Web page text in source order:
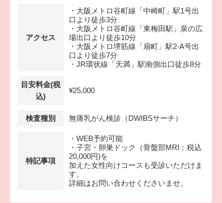
アクセス
・大阪メトロ谷町線「中崎町」駅1号出
口より徒歩3分
・大阪メトロ谷町線「東梅田駅」泉の広
場出口より徒歩10分
・大阪メトロ堺筋線「扇町」駅2-A号出
口より徒歩7分
・JR環状線「天満」駅南側出口徒歩8分
目安料金(税
込)
¥25,000
検査種別 無痛乳がん検診（DWIBSサーチ）
特記事項
・WEB予約可能
・子宮・卵巣ドック（骨盤部MRI：税込
20,000円)を
加えた女性向けコースも受診いただけま
す。
詳細はお問い合わせくださいませ。